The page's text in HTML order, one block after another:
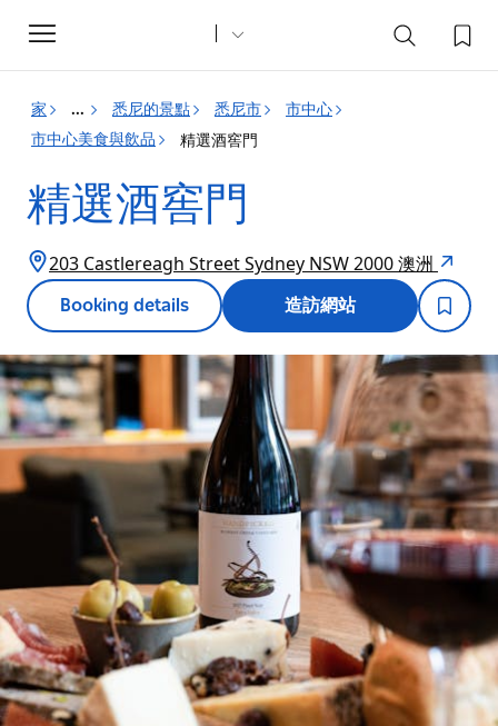
Toggle
navigation
家 ... 悉尼的景點 悉尼市
市中心
市中心美食與飲品
精選酒窖門
精選酒窖門
203 Castlereagh Street Sydney NSW 2000 澳洲
Booking details 造訪網站